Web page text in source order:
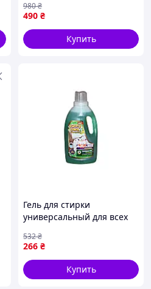
ароматом миндаля и
кашемира
490 ₴
980₴
Купить
Гель для стирки
универсальный для всех
концентрат для
эффективного удаления
загрязнений
266 ₴
532₴
Купить